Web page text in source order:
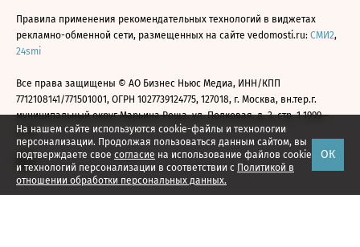
На нашем сайте используются cookie-файлы и технологии
персонализации. Продолжая пользоваться данным сайтом, вы
подтверждаете свое согласие на использование файлов cookie
и технологий персонализации в соответствии с Политикой в
отношении обработки персональных данных.
ОК
Правила применения рекомендательных технологий в виджетах
рекламно-обменной сети, размещенных на сайте vedomosti.ru: СМИ2,
24smi
Все права защищены © АО Бизнес Ньюс Медиа, ИНН/КПП
7712108141/771501001, ОГРН 1027739124775, 127018, г. Москва, вн.тер.г.
муниципальный округ Марьина Роща, ул. Полковая, д. 3, стр. 1 1999—
2026